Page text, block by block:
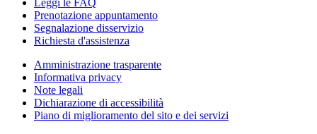
Leggi le FAQ
Prenotazione appuntamento
Segnalazione disservizio
Richiesta d'assistenza
Amministrazione trasparente
Informativa privacy
Note legali
Dichiarazione di accessibilità
Piano di miglioramento del sito e dei servizi